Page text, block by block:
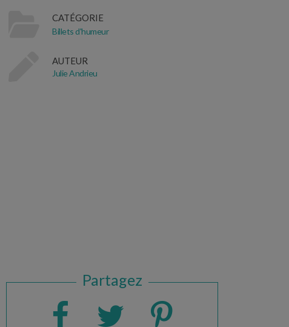
CATÉGORIE
Billets d'humeur
AUTEUR
Julie Andrieu
Partagez